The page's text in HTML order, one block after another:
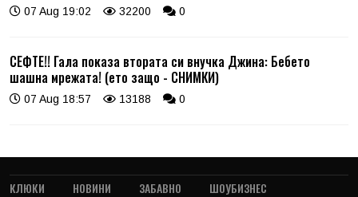
07 Aug 19:02 32200 0
СЕФТЕ!! Гала показа втората си внучка Джина: Бебето
шашна мрежата! (ето защо - СНИМКИ)
07 Aug 18:57 13188 0
КЛЮКИ НОВИНИ ЗАБАВНО
ШОУБИЗНЕС